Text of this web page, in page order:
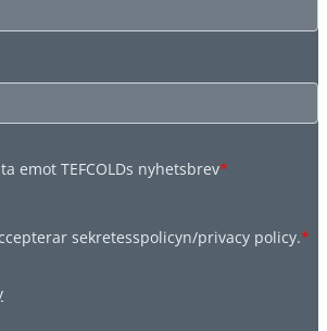
emot TEFCOLDs nyhetsbrev*
sekretesspolicyn/privacy policy.*